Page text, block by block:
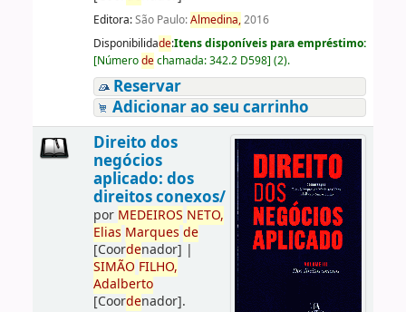
Editora:São Paulo:Almedina,2016
Disponibilidade:Itens disponíveis para empréstimo:
[Númerodechamada:342.2 D598] (2).
Reservar
Adicionar ao seu carrinho
Direito dos
negócios
aplicado: dos
direitos conexos/
por MEDEIROS NETO,
Elias Marques de
[Coordenador] |
SIMÃO FILHO,
Adalberto
[Coordenador].